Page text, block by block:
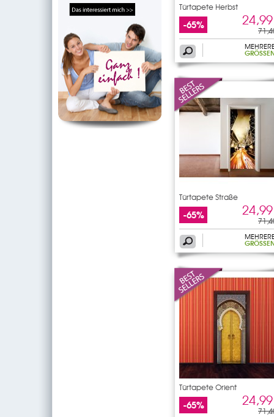
Türtapete Herbst
-65%
GRÖSSEN
Türtapete Straße
-65%
GRÖSSEN
Türtapete Orient
-65%